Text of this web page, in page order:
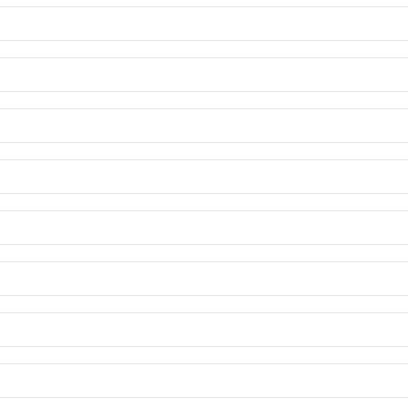
o distruggere
superficiali o in fase iniziale, come:
manifestazioni cliniche (sintomi) causate dal cancro.
che bloccano trachea,
in un’apertura del corpo (bocca, naso,
ottiche). Il fascio laser è mirato precisamente per
i laser sono stati utilizzati con un obiettivo
trattamento di un ampio spettro di malattie che
senile,
modificato i modi tradizionali di trattare alcuni
lesioni che possono condurre all’insorgenza di
di zone periferiche della retina degenerate o
in odontoiatria sia sui tessuti molli sia su quelli
dalla lunghezza d'onda, dalla potenza, dalla
essere eseguite con laser rientrano:
dentivale
afte
medicina riabilitativa, grazie soprattutto al suo
risposta biochimica cellulare con effetti positivi come
della sensibilità delle terminazioni nervose
cioè presenti nel nostro corpo, simili alla morfina e,
nel trattamento di piccoli noduli e
neoplasie della bocca e in alcuni interventi di
modelli di laser permettono il trattamento, con ottimi
dei turbinati, possono essere eliminati
è particolarmente diffuso.
cicatrici atrofiche, ipertrofiche e cheloidi, capillari
pelle, smagliature,vene varicose, trattamento estetico